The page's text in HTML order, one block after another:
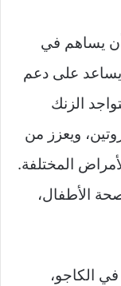
يساهم في
على دعم
الزنك
ويعزز من
المختلفة.
الأطفال،
الكاجو،